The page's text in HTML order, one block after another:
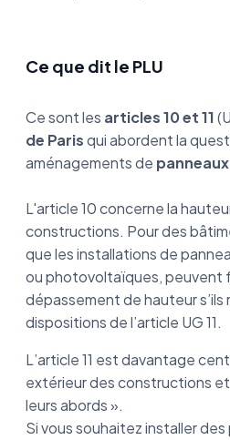
Ce que dit le PLU
Ce sont les articles 10 et 11
de Parisqui abordent la
aménagements de
L'article 10 concerne la
constructions. Pour des
que les installations de
ou photovoltaïques, peuvent
dépassement de hauteur
dispositions de l’article UG 11.
L’article 11 est davantage
extérieur des constructions
leurs abords ».
Si vous souhaitez installer des